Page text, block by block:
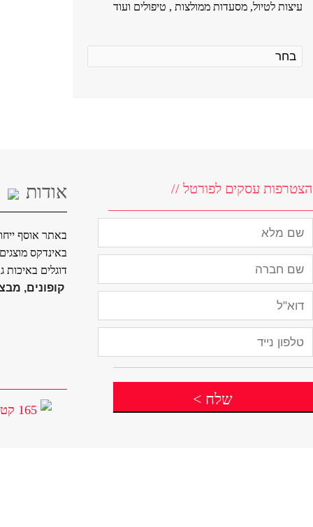
עיצות לטיול, מסעדות ממולצות , טיפולים ועוד
אודות
באתר אוסף
באינדקס
דוגלים באיכות
קופונים,
165 קטגוריות
הצטרפות עסקים לפורטל //
שלח >